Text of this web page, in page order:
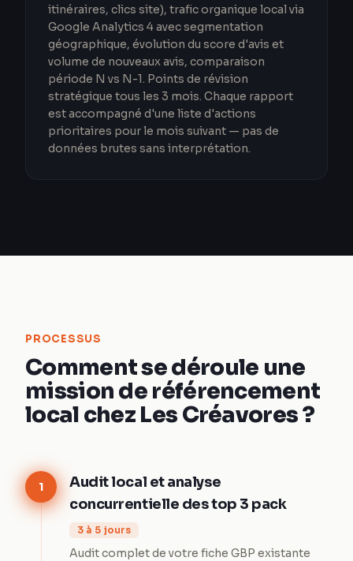
itinéraires, clics site), trafic organique local via
Google Analytics 4 avec segmentation
géographique, évolution du score d'avis et
volume de nouveaux avis, comparaison
période N vs N-1. Points de révision
stratégique tous les 3 mois. Chaque rapport
est accompagné d'une liste d'actions
prioritaires pour le mois suivant — pas de
données brutes sans interprétation.
PROCESSUS
Comment se déroule une
mission de référencement
local chez Les Créavores ?
1
Audit local et analyse
concurrentielle des top 3 pack
3 à 5 jours
Audit complet de votre fiche GBP existante